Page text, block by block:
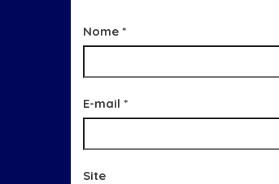
Nome *
E-mail *
Site